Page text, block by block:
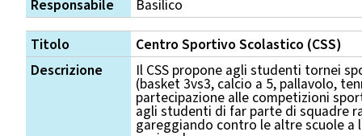
Responsabile
Basilico
Titolo
Centro Sportivo Scolastico (CSS)
Descrizione
Il CSS propone agli studenti tornei
(basket 3vs3, calcio a 5, pallavolo,
partecipazione alle competizioni
agli studenti di far parte di squadre
gareggiando contro le altre scuole a